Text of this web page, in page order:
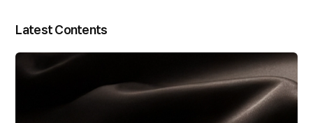
Latest Contents